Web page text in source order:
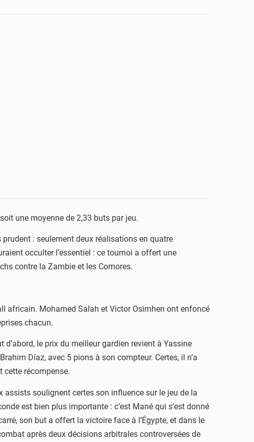
une moyenne de 2,33 buts par jeu.
: seulement deux réalisations en quatre
occulter l’essentiel : ce tournoi a offert une
contre la Zambie et les Comores.
africain. Mohamed Salah et Victor Osimhen ont enfoncé
chacun.
le prix du meilleur gardien revient à Yassine
Díaz, avec 5 pions à son compteur. Certes, il n’a
récompense.
assists soulignent certes son influence sur le jeu de la
est bien plus importante : c’est Mané qui s’est donné
son but a offert la victoire face à l’Égypte, et dans le
après deux décisions arbitrales controversées de